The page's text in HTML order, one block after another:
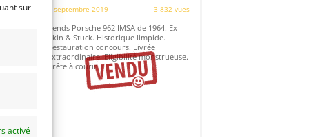
sur
activé
8 septembre 2019
3 832 vues
Vends Porsche 962 IMSA de 1964. Ex
Akin & Stuck. Historique limpide.
Restauration concours. Livrée
extraordinaire. Eligibilité monstrueuse.
Prête à courir.